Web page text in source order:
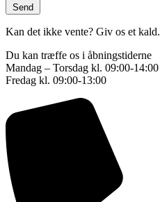
Send
Kan det ikke vente? Giv os et kald.
Du kan træffe os i åbningstiderne
Mandag – Torsdag kl. 09:00-14:00
Fredag kl. 09:00-13:00